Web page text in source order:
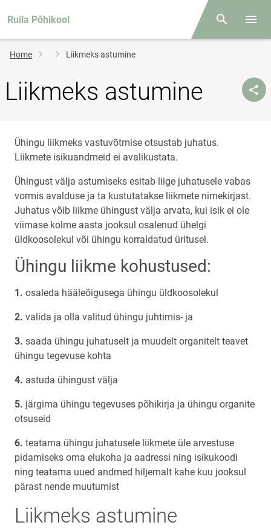
Ruila Põhikool Otsing
Breadcrumb
Home Liikmeks astumine
Liikmeks astumine
Ühingu liikmeks vastuvõtmise otsustab juhatus.
Liikmete isikuandmeid ei avalikustata.
Ühingust välja astumiseks esitab liige juhatusele vabas
vormis avalduse ja ta kustutatakse liikmete nimekirjast.
Juhatus võib liikme ühingust välja arvata, kui isik ei ole
viimase kolme aasta jooksul osalenud ühelgi
üldkoosolekul või ühingu korraldatud üritusel.
Ühingu liikme kohustused:
osaleda hääleõigusega ühingu üldkoosolekul
valida ja olla valitud ühingu juhtimis- ja
saada ühingu juhatuselt ja muudelt organitelt teavet
ühingu tegevuse kohta
astuda ühingust välja
järgima ühingu tegevuses põhikirja ja ühingu organite
otsuseid
teatama ühingu juhatusele liikmete üle arvestuse
pidamiseks oma elukoha ja aadressi ning isikukoodi
ning teatama uued andmed hiljemalt kahe kuu jooksul
pärast nende muutumist
Liikmeks astumine